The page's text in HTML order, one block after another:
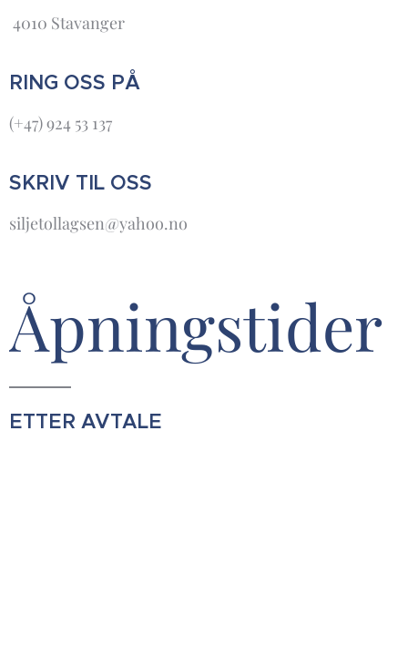
4010 Stavanger
RING OSS PÅ
(+47) 924 53 137
SKRIV TIL OSS
siljetollagsen@yahoo.no
Åpningstider
ETTER AVTALE